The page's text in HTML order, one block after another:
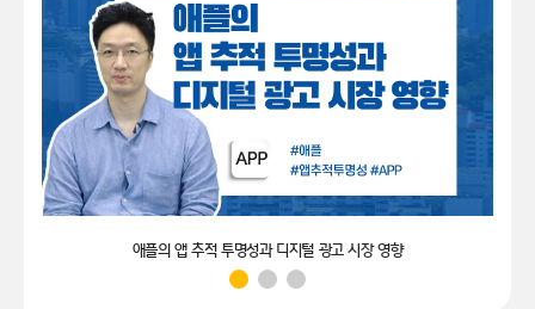
애플의 앱 추적 투명성과 디지털 광고 시장 영향